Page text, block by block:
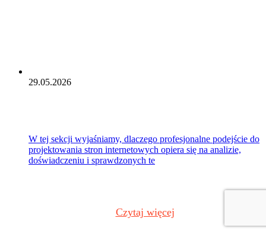
29.05.2026
W tej sekcji wyjaśniamy, dlaczego profesjonalne podejście do
projektowania stron internetowych opiera się na analizie,
doświadczeniu i sprawdzonych te
Czytaj więcej